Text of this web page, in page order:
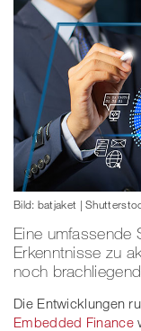
Bild: batjaket |
Eine umfassende
Erkenntnisse zu
noch
Die Entwicklungen
Embedded Finance